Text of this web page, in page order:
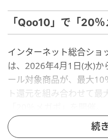
「Qoo10」で「20
インターネット総合ショ
は、2026年4月1日(水)か
ール対象商品が、最大
ト還元を組み合わせて最
「Qoo10メガポ」では、
続